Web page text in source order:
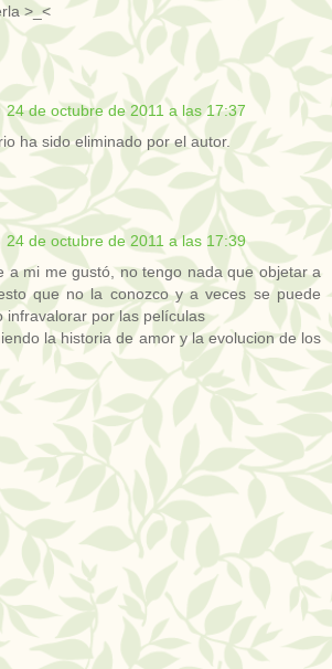
>_<
24 de octubre de 2011 a las 17:37
ha sido eliminado por el autor.
24 de octubre de 2011 a las 17:39
a mi me gustó, no tengo nada que objetar a
que no la conozco y a veces se puede
infravalorar por las películas
la historia de amor y la evolucion de los